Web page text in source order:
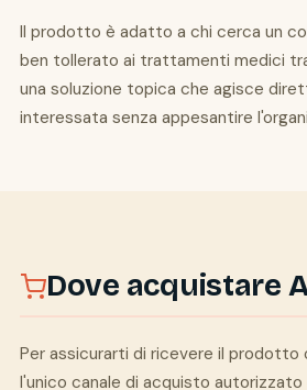
Il prodotto è adatto a chi cerca un
ben tollerato ai trattamenti medici
una soluzione topica che agisce
interessata senza appesantire
Dove acquistare
Per assicurarti di ricevere il prodotto
l'unico canale di acquisto